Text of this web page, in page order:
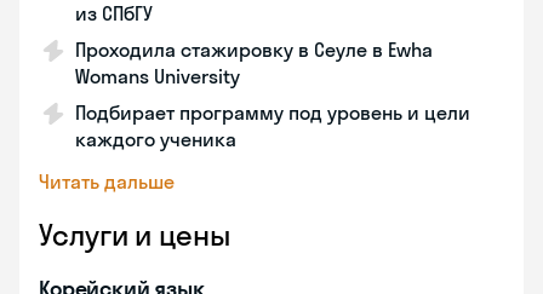
из СПбГУ
Проходила стажировку в Сеуле в Ewha
Womans University
Подбирает программу под уровень и цели
каждого ученика
Читать дальше
Услуги и цены